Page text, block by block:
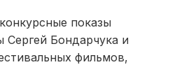
показы
Сергей Бондарчука и
фильмов,